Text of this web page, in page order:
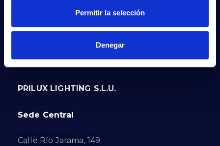
Permitir la selección
Denegar
PRILUX LIGHTING S.L.U.
Sede Central
Calle Río Jarama, 149